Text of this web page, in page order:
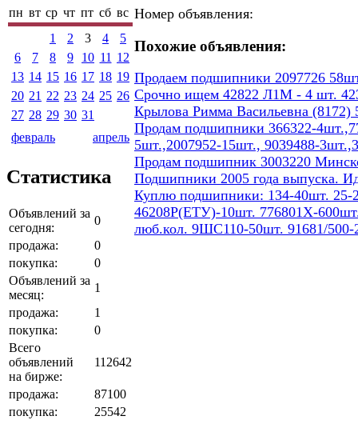
пн вт ср чт пт сб вс
1
2 3 4
5
6
7 8 9 10 11 12
13 14 15 16 17 18 19
20 21 22 23 24 25 26
27 28 29 30 31
февраль
апрель
Статистика
Объявлений за
сегодня:
0
продажа:
0
покупка:
0
Объявлений за
месяц:
1
продажа:
1
покупка:
0
Всего
объявлений
на бирже:
112642
продажа:
87100
покупка:
25542
Номер объявления:
Похожие объявления:
Продаем подшипники 2097726
Срочно ищем 42822 Л1М - 4 шт.
Крылова Римма Васильевна (8172)
Продам подшипники 366322-
5шт.,2007952-15шт., 9039488-
Продам подшипник 3003220
Подшипники 2005 года выпуска.
Куплю подшипники: 134-40шт.
46208Р(ЕТУ)-10шт. 776801Х-
люб.кол. 9ШС110-50шт. 91681/500-